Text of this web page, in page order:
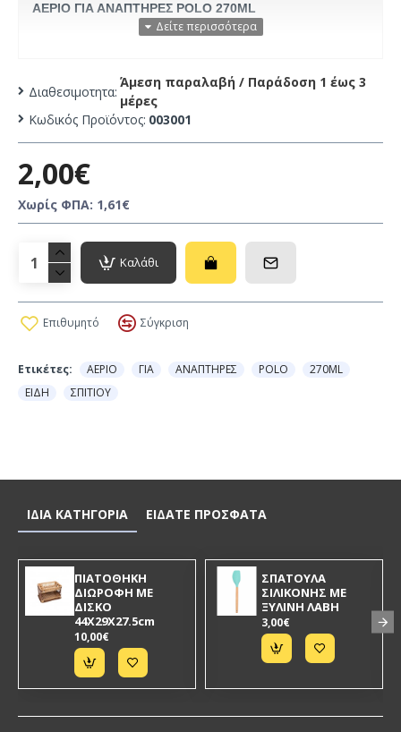
ΑΕΡΙΟ ΓΙΑ ΑΝΑΠΤΗΡΕΣ POLO 270ML
Διαθεσιμοτητα:
Άμεση παραλαβή / Παράδoση 1 έως 3
μέρες
Κωδικός Προϊόντος: 003001
2,00€
Χωρίς ΦΠΑ: 1,61€
Καλάθι
Επιθυμητό Σύγκριση
Ετικέτες: ΑΕΡΙΟ ΓΙΑ ΑΝΑΠΤΗΡΕΣ POLO
270ML
ΕΙΔΗ
ΣΠΙΤΙΟΥ
ΙΔΙΑ ΚΑΤΗΓΟΡΙΑ ΕΙΔΑΤΕ ΠΡΟΣΦΑΤΑ
ΠΙΑΤΟΘΗΚΗ
ΔΙΩΡΟΦΗ ΜΕ
ΔΙΣΚΟ
44X29X27.5cm
10,00€
ΣΠΑΤΟΥΛΑ
ΣΙΛΙΚΟΝΗΣ ΜΕ
ΞΥΛΙΝΗ ΛΑΒΗ
3,00€